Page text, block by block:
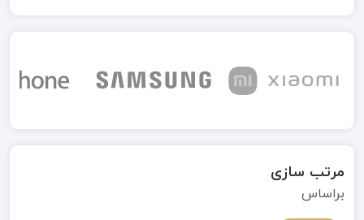
مرتب سازی
براساس